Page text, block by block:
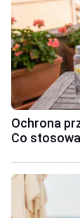
Ochrona
Co